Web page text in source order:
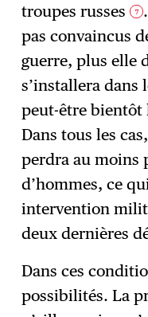
troupes russes 7
pas convaincus
guerre, plus elle
s’installera dans
peut-être bientôt
Dans tous les
perdra au moins
d’hommes, ce
intervention
deux dernières
Dans ces
possibilités. La